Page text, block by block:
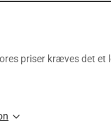
priser kræves det